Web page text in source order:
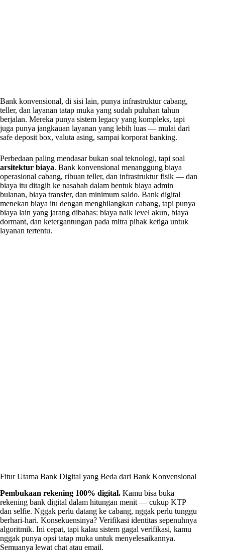
Bank konvensional, di sisi lain, punya infrastruktur cabang,
teller, dan layanan tatap muka yang sudah puluhan tahun
berjalan. Mereka punya sistem legacy yang kompleks, tapi
juga punya jangkauan layanan yang lebih luas — mulai dari
safe deposit box, valuta asing, sampai korporat banking.
Perbedaan paling mendasar bukan soal teknologi, tapi soal
arsitektur biaya. Bank konvensional menanggung biaya
operasional cabang, ribuan teller, dan infrastruktur fisik — dan
biaya itu ditagih ke nasabah dalam bentuk biaya admin
bulanan, biaya transfer, dan minimum saldo. Bank digital
menekan biaya itu dengan menghilangkan cabang, tapi punya
biaya lain yang jarang dibahas: biaya naik level akun, biaya
dormant, dan ketergantungan pada mitra pihak ketiga untuk
layanan tertentu.
Fitur Utama Bank Digital yang Beda dari Bank Konvensional
Pembukaan rekening 100% digital. Kamu bisa buka
rekening bank digital dalam hitungan menit — cukup KTP
dan selfie. Nggak perlu datang ke cabang, nggak perlu tunggu
berhari-hari. Konsekuensinya? Verifikasi identitas sepenuhnya
algoritmik. Ini cepat, tapi kalau sistem gagal verifikasi, kamu
nggak punya opsi tatap muka untuk menyelesaikannya.
Semuanya lewat chat atau email.